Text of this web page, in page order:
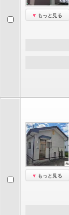
もっと見る
もっと見る